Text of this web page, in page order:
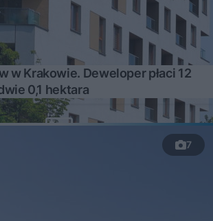
w Krakowie. Deweloper płaci 12
0,1 hektara
7